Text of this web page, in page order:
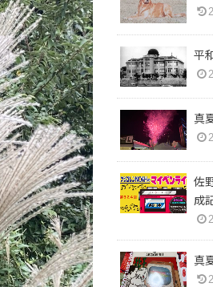
平
真
佐
成
真